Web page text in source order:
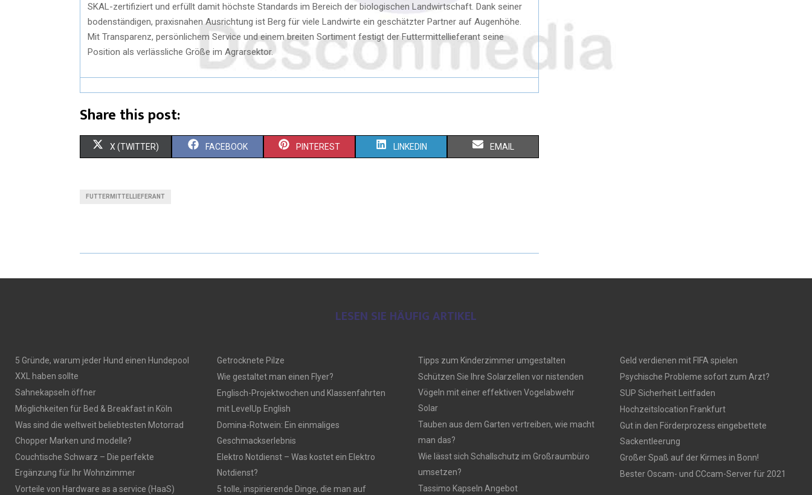
SKAL-zertifiziert und erfüllt damit höchste Standards im Bereich der biologischen Landwirtschaft. Dank seiner
bodenständigen, praxisnahen Ausrichtung ist Berg für viele Landwirte ein geschätzter Partner auf Augenhöhe.
Mit Transparenz, persönlichem Service und einem breiten Sortiment festigt der Futtermittellieferant seine
Position als verlässliche Größe im Agrarsektor.
Share this post:
X (TWITTER) FACEBOOK PINTEREST LINKEDIN EMAIL
FUTTERMITTELLIEFERANT
LESEN SIE HÄUFIG ARTIKEL
5 Gründe, warum jeder Hund einen Hundepool
XXL haben sollte
Sahnekapseln öffner
Möglichkeiten für Bed & Breakfast in Köln
Was sind die weltweit beliebtesten Motorrad
Chopper Marken und modelle?
Couchtische Schwarz – Die perfekte
Ergänzung für Ihr Wohnzimmer
Vorteile von Hardware as a service (HaaS)
Getrocknete Pilze
Wie gestaltet man einen Flyer?
Englisch-Projektwochen und Klassenfahrten
mit LevelUp English
Domina-Rotwein: Ein einmaliges
Geschmackserlebnis
Elektro Notdienst – Was kostet ein Elektro
Notdienst?
5 tolle, inspirierende Dinge, die man auf
Tipps zum Kinderzimmer umgestalten
Schützen Sie Ihre Solarzellen vor nistenden
Vögeln mit einer effektiven Vogelabwehr
Solar
Tauben aus dem Garten vertreiben, wie macht
man das?
Wie lässt sich Schallschutz im Großraumbüro
umsetzen?
Tassimo Kapseln Angebot
Geld verdienen mit FIFA spielen
Psychische Probleme sofort zum Arzt?
SUP Sicherheit Leitfaden
Hochzeitslocation Frankfurt
Gut in den Förderprozess eingebettete
Sackentleerung
Großer Spaß auf der Kirmes in Bonn!
Bester Oscam- und CCcam-Server für 2021